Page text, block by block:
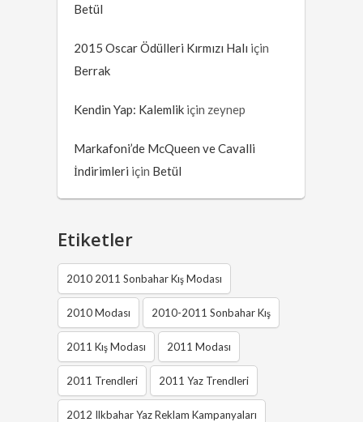
Betül
2015 Oscar Ödülleri Kırmızı Halı için
Berrak
Kendin Yap: Kalemlik için zeynep
Markafoni’de McQueen ve Cavalli
İndirimleri için Betül
Etiketler
2010 2011 Sonbahar Kış Modası
2010 Modası 2010-2011 Sonbahar Kış
2011 Kış Modası 2011 Modası
2011 Trendleri 2011 Yaz Trendleri
2012 Ilkbahar Yaz Reklam Kampanyaları